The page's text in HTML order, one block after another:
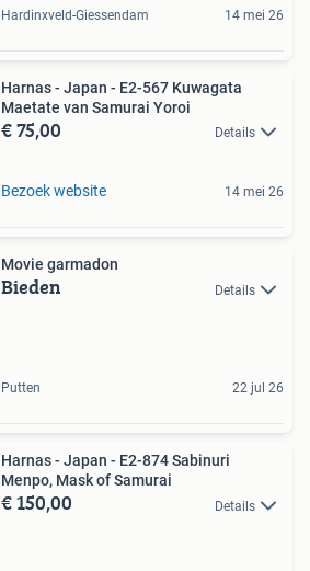
Hardinxveld-Giessendam 14 mei 26
Harnas - Japan - E2-567 Kuwagata
Maetate van Samurai Yoroi
€ 75,00 Details
Bezoek website 14 mei 26
Movie garmadon
Bieden Details
Putten 22 jul 26
Harnas - Japan - E2-874 Sabinuri
Menpo, Mask of Samurai
€ 150,00 Details